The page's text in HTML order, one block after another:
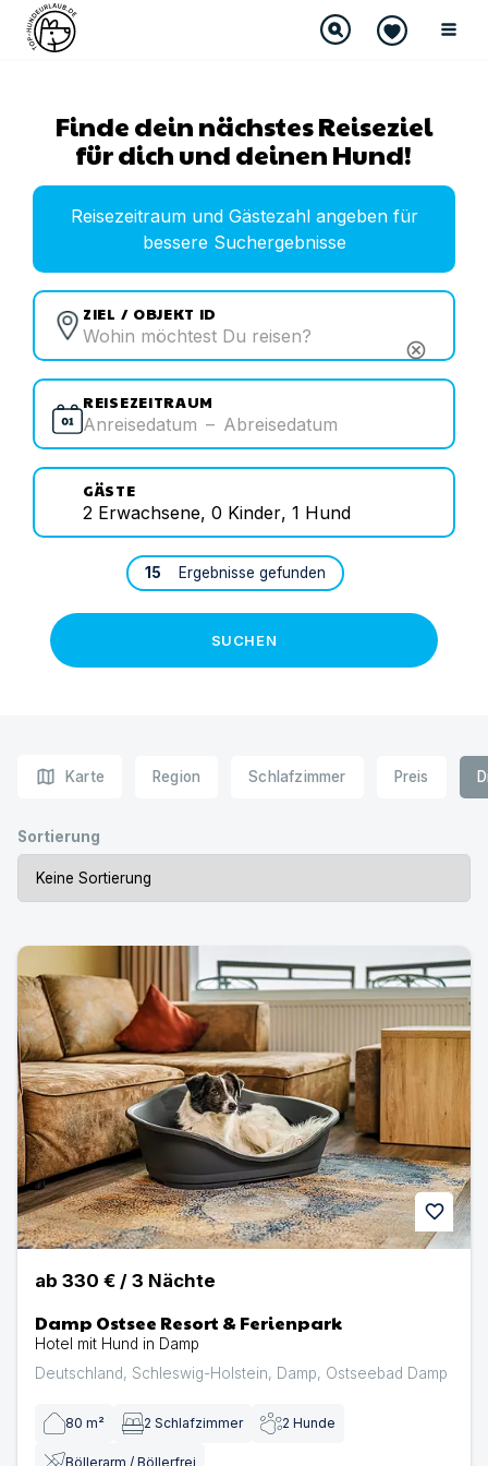
Finde dein nächstes Reiseziel
für dich und deinen Hund!
Reisezeitraum und Gästezahl angeben für
bessere Suchergebnisse
ZIEL / OBJEKT ID
cancel
REISEZEITRAUM
Anreisedatum – Abreisedatum
GÄSTE
2 Erwachsene, 0 Kinder, 1 Hund
15 Ergebnisse gefunden
SUCHEN
map Karte Region Schlafzimmer Preis
Sortierung
favorite
Damp Ostsee Resort & Ferienpark | Hotel mit Hund in
ab 330 € / 3 Nächte
Damp Ostsee Resort & Ferienpark
Hotel mit Hund in Damp
Deutschland, Schleswig-Holstein, Damp, Ostseebad Damp
80 m² 2 Schlafzimmer 2 Hunde
Böllerarm / Böllerfrei